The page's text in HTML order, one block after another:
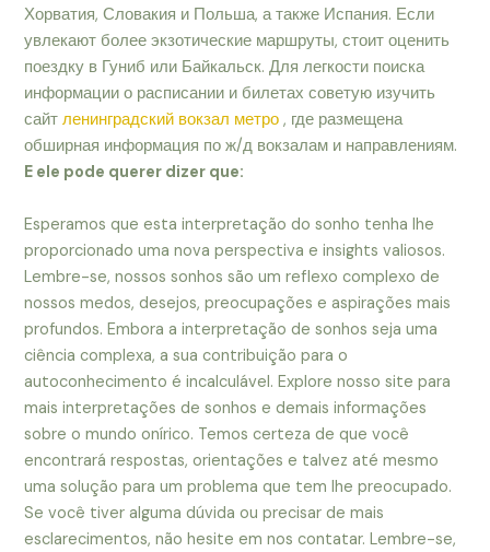
Хорватия, Словакия и Польша, а также Испания. Если
увлекают более экзотические маршруты, стоит оценить
поездку в Гуниб или Байкальск. Для легкости поиска
информации о расписании и билетах советую изучить
сайтленинградский вокзал метро , где размещена
обширная информация по ж/д вокзалам и направлениям.
E ele pode querer dizer que:
Esperamos que esta interpretação do sonho tenha lhe
proporcionado uma nova perspectiva e insights valiosos.
Lembre-se, nossos sonhos são um reflexo complexo de
nossos medos, desejos, preocupações e aspirações mais
profundos. Embora a interpretação de sonhos seja uma
ciência complexa, a sua contribuição para o
autoconhecimento é incalculável. Explore nosso site para
mais interpretações de sonhos e demais informações
sobre o mundo onírico. Temos certeza de que você
encontrará respostas, orientações e talvez até mesmo
uma solução para um problema que tem lhe preocupado.
Se você tiver alguma dúvida ou precisar de mais
esclarecimentos, não hesite em nos contatar. Lembre-se,